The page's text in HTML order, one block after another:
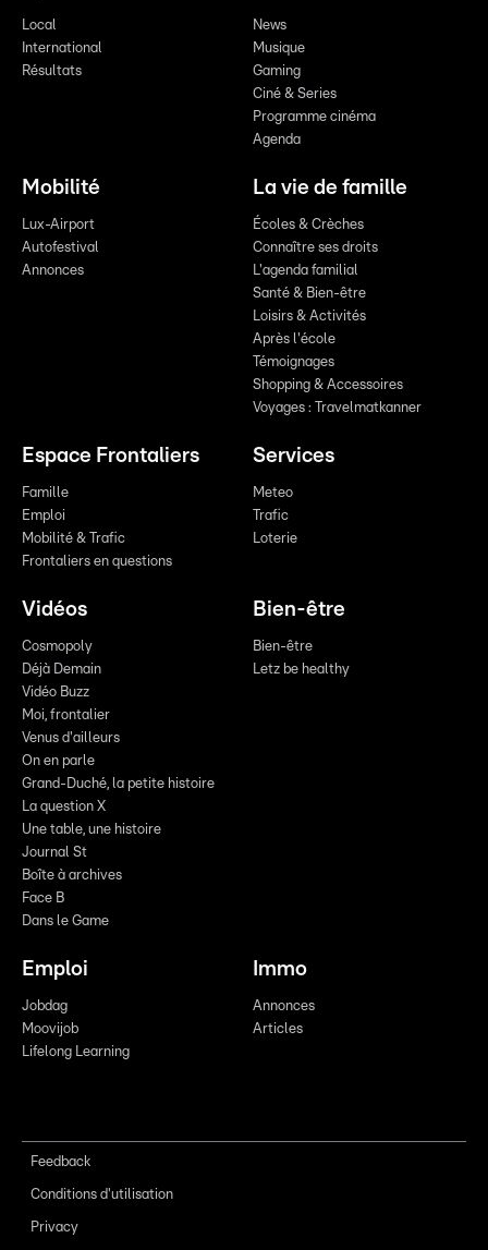
Local
International
Résultats
News
Musique
Gaming
Ciné & Series
Programme cinéma
Agenda
Mobilité
Lux-Airport
Autofestival
Annonces
La vie de famille
Écoles & Crèches
Connaître ses droits
L'agenda familial
Santé & Bien-être
Loisirs & Activités
Après l'école
Témoignages
Shopping & Accessoires
Voyages : Travelmatkanner
Espace Frontaliers
Famille
Emploi
Mobilité & Trafic
Frontaliers en questions
Services
Meteo
Trafic
Loterie
Vidéos
Cosmopoly
Déjà Demain
Vidéo Buzz
Moi, frontalier
Venus d'ailleurs
On en parle
Grand-Duché, la petite histoire
La question X
Une table, une histoire
Journal St
Boîte à archives
Face B
Dans le Game
Bien-être
Bien-être
Letz be healthy
Emploi
Jobdag
Moovijob
Lifelong Learning
Immo
Annonces
Articles
Feedback
Conditions d'utilisation
Privacy